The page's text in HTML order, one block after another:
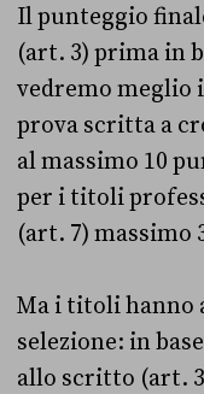
Il punteggio
(art. 3) prima in
vedremo meglio
prova scritta a
al massimo 10
per i titoli
(art. 7) massimo
Ma i titoli hanno
selezione: in
allo scritto (art.